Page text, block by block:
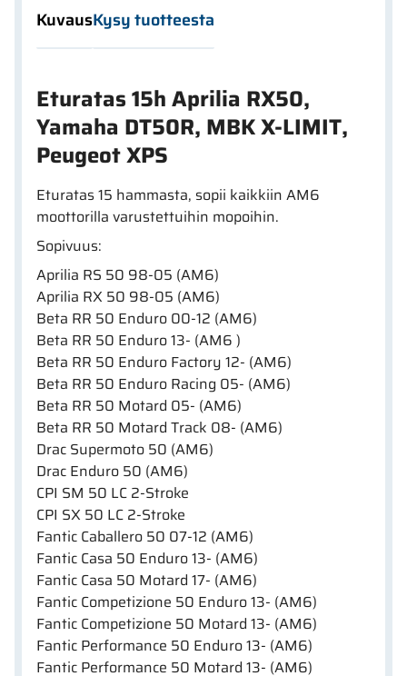
KuvausKysy tuotteesta
Eturatas 15h Aprilia RX50,
Yamaha DT50R, MBK X-LIMIT,
Peugeot XPS
Eturatas 15 hammasta, sopii kaikkiin AM6
moottorilla varustettuihin mopoihin.
Sopivuus:
Aprilia RS 50 98-05 (AM6)
Aprilia RX 50 98-05 (AM6)
Beta RR 50 Enduro 00-12 (AM6)
Beta RR 50 Enduro 13- (AM6 )
Beta RR 50 Enduro Factory 12- (AM6)
Beta RR 50 Enduro Racing 05- (AM6)
Beta RR 50 Motard 05- (AM6)
Beta RR 50 Motard Track 08- (AM6)
Drac Supermoto 50 (AM6)
Drac Enduro 50 (AM6)
CPI SM 50 LC 2-Stroke
CPI SX 50 LC 2-Stroke
Fantic Caballero 50 07-12 (AM6)
Fantic Casa 50 Enduro 13- (AM6)
Fantic Casa 50 Motard 17- (AM6)
Fantic Competizione 50 Enduro 13- (AM6)
Fantic Competizione 50 Motard 13- (AM6)
Fantic Performance 50 Enduro 13- (AM6)
Fantic Performance 50 Motard 13- (AM6)